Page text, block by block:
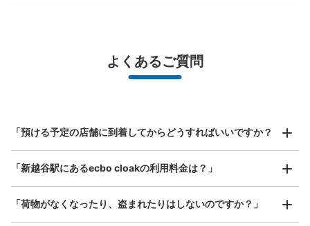
スカイツリーライン新越谷駅駅から徒歩1分
本日の営業時間: 06:00 〜 23:00
新越谷駅東口ロータリー方面に階段を降り、ヴァリエ側の
西口へ抜ける通路沿い右手側（ヴァリエ入り口正面）
スマホからお店と日時を
指定して事前予約
全国1,000箇所以上と提携
最大辺が45cm未満の大きさのお荷物（リュック、ハンド
バッグ、お手荷物など）
¥800/ 日
器、ベビーカーなど）
よくあるご質問
「預ける予定の店舗に到着してからどうすればいいですか？
「新越谷駅にあるecbo cloakの利用料金は？」
「荷物がなくなったり、盗まれたりはしないのですか？」